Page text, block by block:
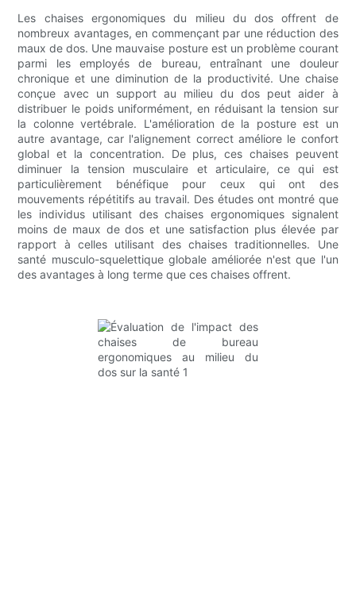
Les chaises ergonomiques du milieu du dos offrent de
nombreux avantages, en commençant par une réduction des
maux de dos. Une mauvaise posture est un problème courant
parmi les employés de bureau, entraînant une douleur
chronique et une diminution de la productivité. Une chaise
conçue avec un support au milieu du dos peut aider à
distribuer le poids uniformément, en réduisant la tension sur
la colonne vertébrale. L'amélioration de la posture est un
autre avantage, car l'alignement correct améliore le confort
global et la concentration. De plus, ces chaises peuvent
diminuer la tension musculaire et articulaire, ce qui est
particulièrement bénéfique pour ceux qui ont des
mouvements répétitifs au travail. Des études ont montré que
les individus utilisant des chaises ergonomiques signalent
moins de maux de dos et une satisfaction plus élevée par
rapport à celles utilisant des chaises traditionnelles. Une
santé musculo-squelettique globale améliorée n'est que l'un
des avantages à long terme que ces chaises offrent.